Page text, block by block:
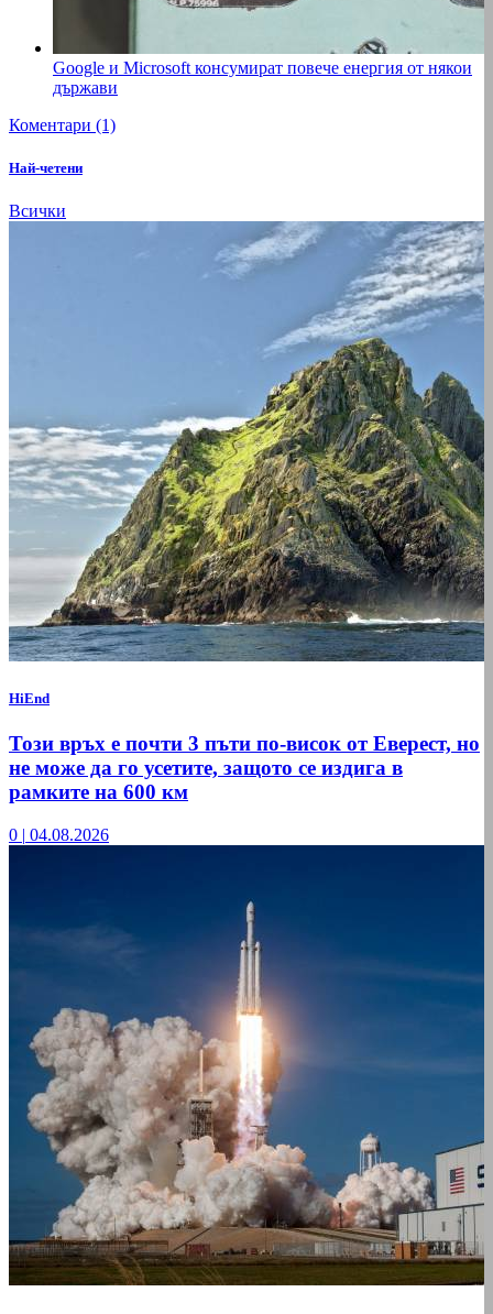
Google и Microsoft консумират повече енергия от някои
държави
Коментари (1)
Най-четени
Всички
HiEnd
Този връх е почти 3 пъти по-висок от Еверест, но
не може да го усетите, защото се издига в
рамките на 600 км
0 | 04.08.2026